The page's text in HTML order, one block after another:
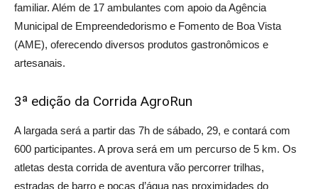
familiar. Além de 17 ambulantes com apoio da Agência
Municipal de Empreendedorismo e Fomento de Boa Vista
(AME), oferecendo diversos produtos gastronômicos e
artesanais.
3ª edição da Corrida AgroRun
A largada será a partir das 7h de sábado, 29, e contará com
600 participantes. A prova será em um percurso de 5 km. Os
atletas desta corrida de aventura vão percorrer trilhas,
estradas de barro e poças d’água nas proximidades do